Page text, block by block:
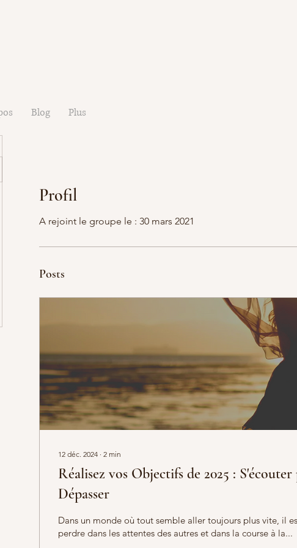
Blog Plus
Profil
A rejoint le groupe le : 30 mars 2021
Posts
12 déc. 2024 ∙ 2 min
Réalisez vos Objectifs de 2025 :
Dépasser
Dans un monde où tout semble aller toujours plus vite, il
perdre dans les attentes des autres et dans la course à la...